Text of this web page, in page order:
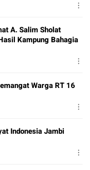
A. Salim Sholat
Kampung Bahagia
Warga RT 16
Indonesia Jambi